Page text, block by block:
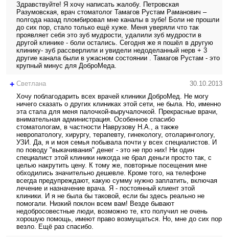
Здравствуйте! Я хочу написать жалобу. Петровская
Разумовская, врач стоматолог Тамагов Рустам Раманович –
полгода назад пломбировал мне каналы в зубе! Боли не прошли
до сих пор, стало только ещё хуже. Меня уверяли что так
проявляет себя это зуб мудрости, удалили зуб мудрости в
другой клинике - боли остались. Сегодня же я пошёл в другую
клинику- зуб рассверлили и увидели недоделанный нерв + 3
другие канала были в ужасном состоянии . Тамагов Рустам - это
крупный минус для ДоброМеда.
+ Светлана
30.10.2013
Хочу поблагодарить всех врачей клиники ДоброМед. Не могу
ничего сказать о других клиниках этой сети, не была. Но, именно
эта стала для меня палочкой-выручалочкой. Прекрасные врачи,
внимательная администрация. Особенное спасибо
стоматологам, в частности Наврузову Н.А., а также
невропатологу, хирургу, терапевту, гинекологу, отоларингологу,
УЗИ. Да, я и моя семья побывала почти у всех специалистов. И
по поводу "выкачивания" денег - это не про них! Ни один
специалист этой клиники никогда не брал деньги просто так, с
целью накрутить цену. К тому же, повторные посещения мне
обходились значительно дешевле. Кроме того, на телефоне
всегда предупреждают, какую сумму нужно заплатить, включая
лечение и назначение врача. Я - постоянный клиент этой
клиники. И я не была бы таковой, если бы здесь реально не
помогали. Низкий поклон всем вам! Везде бывают
недобросовестные люди, возможно те, кто получил не очень
хорошую помощь, имеют право возмущаться. Но, мне до сих пор
везло. Ещё раз спасибо.